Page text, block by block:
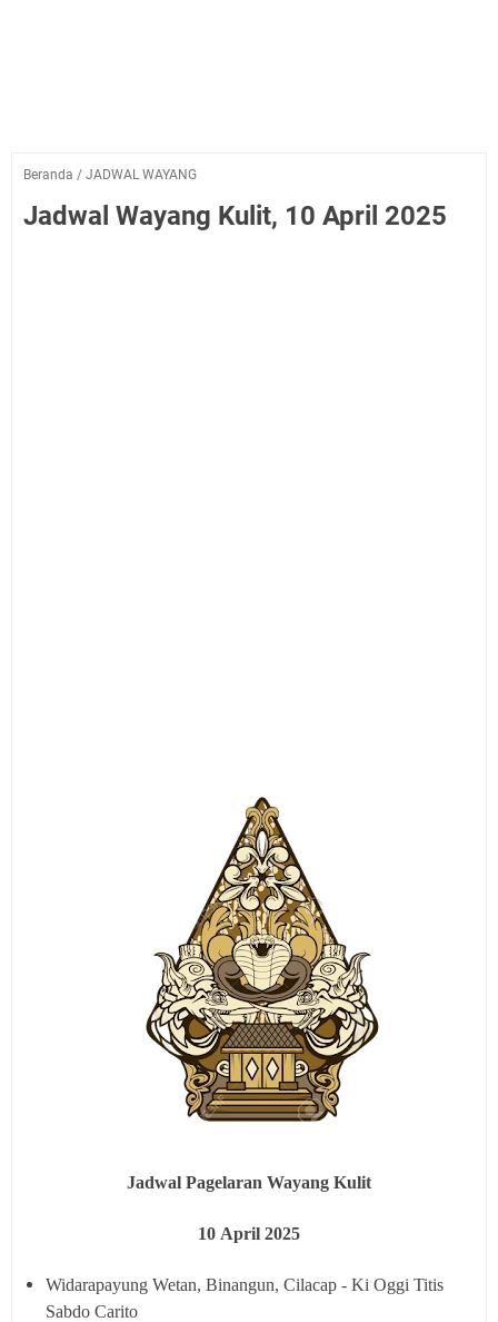
Beranda / JADWAL WAYANG
Jadwal Wayang Kulit, 10 April 2025
Jadwal Pagelaran Wayang Kulit
10 April 2025
Widarapayung Wetan, Binangun, Cilacap - Ki Oggi Titis
Sabdo Carito